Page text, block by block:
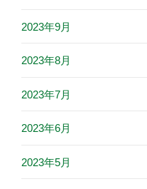
2023年9月
2023年8月
2023年7月
2023年6月
2023年5月